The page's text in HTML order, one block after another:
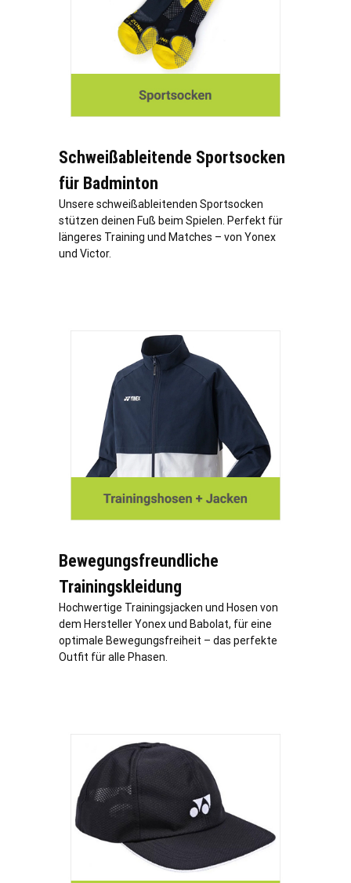
Schweißableitende Sportsocken
für Badminton
Unsere schweißableitenden Sportsocken
stützen deinen Fuß beim Spielen. Perfekt für
längeres Training und Matches – von Yonex
und Victor.
Bewegungsfreundliche
Trainingskleidung
Hochwertige Trainingsjacken und Hosen von
dem Hersteller Yonex und Babolat, für eine
optimale Bewegungsfreiheit – das perfekte
Outfit für alle Phasen.